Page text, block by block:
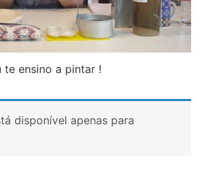
te ensino a pintar !
disponível apenas para